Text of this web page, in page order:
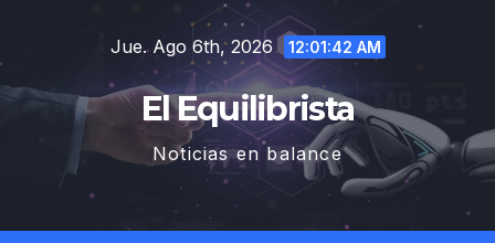
contenido
Jue. Ago 6th, 2026 12:01:42 AM
El Equilibrista
Noticias en balance